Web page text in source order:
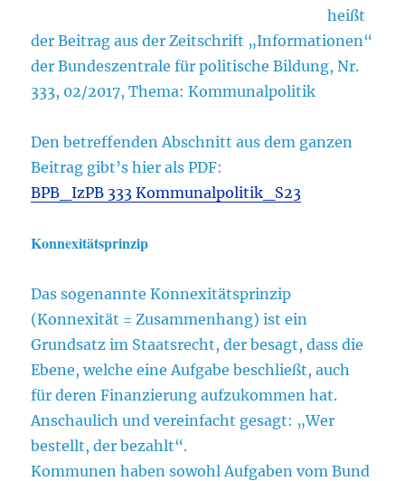
heißt
der Beitrag aus der Zeitschrift „Informationen“
der Bundeszentrale für politische Bildung, Nr.
333, 02/2017, Thema: Kommunalpolitik
Den betreffenden Abschnitt aus dem ganzen
Beitrag gibt’s hier als PDF:
BPB_IzPB 333 Kommunalpolitik_S23
Konnexitätsprinzip
Das sogenannte Konnexitätsprinzip
(Konnexität = Zusammenhang) ist ein
Grundsatz im Staatsrecht, der besagt, dass die
Ebene, welche eine Aufgabe beschließt, auch
für deren Finanzierung aufzukommen hat.
Anschaulich und vereinfacht gesagt: „Wer
bestellt, der bezahlt“.
Kommunen haben sowohl Aufgaben vom Bund